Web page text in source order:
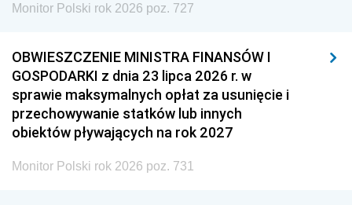
Monitor Polski rok 2026 poz. 727
OBWIESZCZENIE MINISTRA FINANSÓW I
GOSPODARKI z dnia 23 lipca 2026 r. w
sprawie maksymalnych opłat za usunięcie i
przechowywanie statków lub innych
obiektów pływających na rok 2027
Monitor Polski rok 2026 poz. 731